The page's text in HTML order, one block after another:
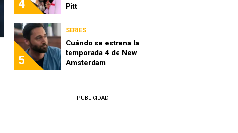
4
Pitt
5
SERIES
Cuándo se estrena la
temporada 4 de New
Amsterdam
PUBLICIDAD